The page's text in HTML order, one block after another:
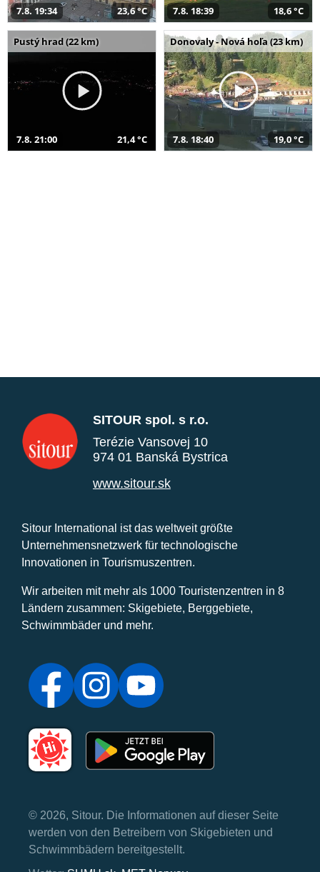
7.8. 19:34 23,6 °C 7.8. 18:39 18,6 °C
Pustý hrad (22 km)
7.8. 21:00 21,4 °C
Donovaly - Nová hoľa (23 km)
7.8. 18:40 19,0 °C
SITOUR spol. s r.o.
Terézie Vansovej 10
974 01 Banská Bystrica
www.sitour.sk
Sitour International ist das weltweit größte
Unternehmensnetzwerk für technologische
Innovationen in Tourismuszentren.
Wir arbeiten mit mehr als 1000 Touristenzentren in 8
Ländern zusammen: Skigebiete, Berggebiete,
Schwimmbäder und mehr.
© 2026, Sitour. Die Informationen auf dieser Seite
werden von den Betreibern von Skigebieten und
Schwimmbädern bereitgestellt.